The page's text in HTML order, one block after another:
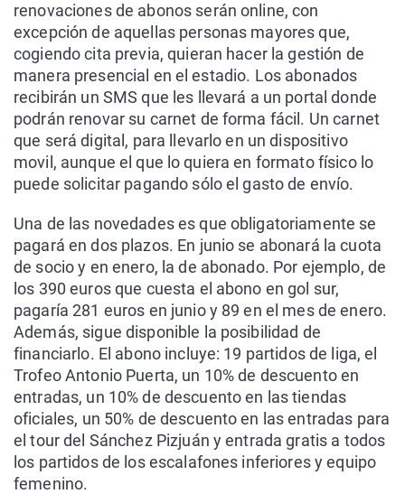
renovaciones de abonos serán online, con
excepción de aquellas personas mayores que,
cogiendo cita previa, quieran hacer la gestión de
manera presencial en el estadio. Los abonados
recibirán un SMS que les llevará a un portal donde
podrán renovar su carnet de forma fácil. Un carnet
que será digital, para llevarlo en un dispositivo
movil, aunque el que lo quiera en formato físico lo
puede solicitar pagando sólo el gasto de envío.
Una de las novedades es que obligatoriamente se
pagará en dos plazos. En junio se abonará la cuota
de socio y en enero, la de abonado. Por ejemplo, de
los 390 euros que cuesta el abono en gol sur,
pagaría 281 euros en junio y 89 en el mes de enero.
Además, sigue disponible la posibilidad de
financiarlo. El abono incluye: 19 partidos de liga, el
Trofeo Antonio Puerta, un 10% de descuento en
entradas, un 10% de descuento en las tiendas
oficiales, un 50% de descuento en las entradas para
el tour del Sánchez Pizjuán y entrada gratis a todos
los partidos de los escalafones inferiores y equipo
femenino.